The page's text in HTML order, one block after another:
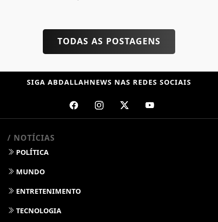
Leilões de petróleo em outubro terão recorde de áreas
ABDALLAHNEWS REDAÇÃO- 06 DE AGO
TODAS AS POSTAGENS
SIGAABDALLAHNEWS
/ NOTÍCIAS
POLÍTICA